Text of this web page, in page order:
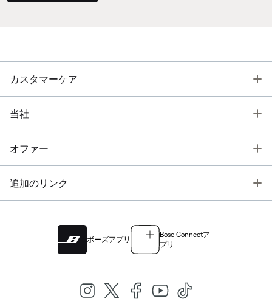
カスタマーケア
当社
オファー
追加のリンク
ボーズアプリ
Bose Connectア
プリ